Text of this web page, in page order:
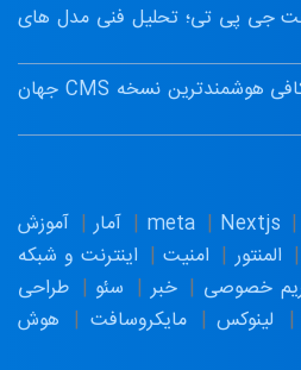
پی تی ۵.۶ در چت جی پی تی؛ تحلیل فنی مدل های
بررسی وردپرس ۷.۱؛ کالبدشکافی هوشمندترین نسخه CMS جهان
meta
Nextjs آمار
آموزش
المنتور امنیت
اینترنت و شبکه
خصوصی خبر سئو
طراحی
لینوکس مایکروسافت
هوش